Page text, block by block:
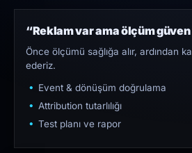
“Reklam var ama ölçüm
Önce ölçümü sağlığa alır, ardından
ederiz.
Event & dönüşüm doğrulama
Attribution tutarlılığı
Test planı ve rapor